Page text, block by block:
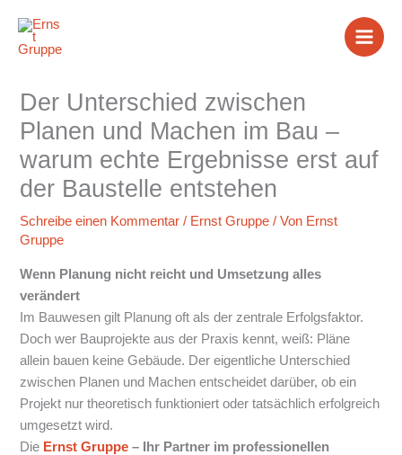
Inhalt
springen
Der Unterschied zwischen
Planen und Machen im Bau –
warum echte Ergebnisse erst auf
der Baustelle entstehen
Schreibe einen Kommentar / Ernst Gruppe / Von Ernst
Gruppe
Wenn Planung nicht reicht und Umsetzung alles
verändert
Im Bauwesen gilt Planung oft als der zentrale Erfolgsfaktor.
Doch wer Bauprojekte aus der Praxis kennt, weiß: Pläne
allein bauen keine Gebäude. Der eigentliche Unterschied
zwischen Planen und Machen entscheidet darüber, ob ein
Projekt nur theoretisch funktioniert oder tatsächlich erfolgreich
umgesetzt wird.
Die Ernst Gruppe – Ihr Partner im professionellen